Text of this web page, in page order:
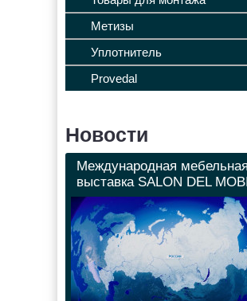
Метизы
Уплотнитель
Provedal
Новости
Международная мебельная
выставка SALON DEL